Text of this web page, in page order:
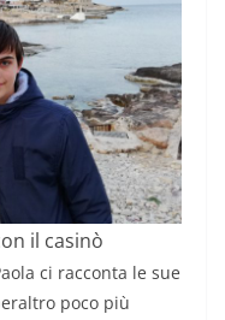
il casinò
ci racconta le sue
poco più